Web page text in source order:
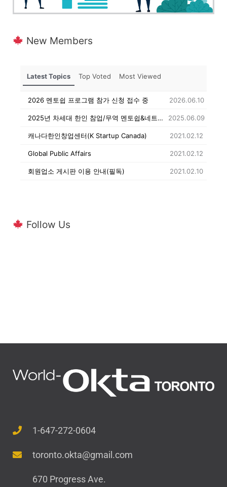
New Members
Latest Topics Top Voted Most Viewed
2026 멘토쉽 프로그램 참가 신청 접수 중 2026.06.10
2025년 차세대 한인 참업/무역 멘토쉽&네트워킹 행사 참가자 조별 멘토& 멘티 명단 2025.06.09
캐나다한인창업센터(K Startup Canada) 2021.02.12
Global Public Affairs 2021.02.12
회원업소 게시판 이용 안내(필독) 2021.02.10
Follow Us
1-647-272-0604
toronto.okta@gmail.com
670 Progress Ave.